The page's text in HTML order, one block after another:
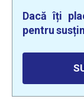
Dacă îți
pentru